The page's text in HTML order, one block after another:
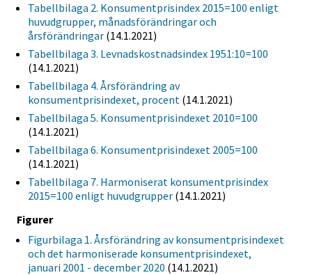
Tabellbilaga 2. Konsumentprisindex 2015=100 enligt
huvudgrupper, månadsförändringar och
årsförändringar (14.1.2021)
Tabellbilaga 3. Levnadskostnadsindex 1951:10=100
(14.1.2021)
Tabellbilaga 4. Årsförändring av
konsumentprisindexet, procent (14.1.2021)
Tabellbilaga 5. Konsumentprisindexet 2010=100
(14.1.2021)
Tabellbilaga 6. Konsumentprisindexet 2005=100
(14.1.2021)
Tabellbilaga 7. Harmoniserat konsumentprisindex
2015=100 enligt huvudgrupper (14.1.2021)
Figurer
Figurbilaga 1. Årsförändring av konsumentprisindexet
och det harmoniserade konsumentprisindexet,
januari 2001 - december 2020 (14.1.2021)